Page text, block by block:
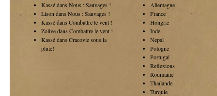
Kassé dans Nous : Sauvages !
Lison dans Nous : Sauvages !
Kassé dans Combattre le vent !
Zolive dansCombattre le vent !
Kassé dans Cracovie sous la
pluie!
Allemagne
France
Hongrie
Inde
Nepal
Pologne
Portugal
Reflexions
Roumanie
Thaïlande
Turquie